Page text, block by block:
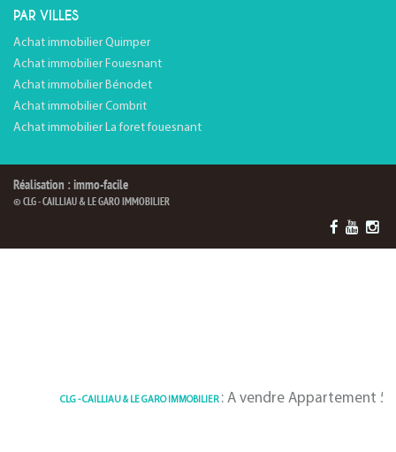
PAR VILLES
Achat immobilier Quimper
Achat immobilier Fouesnant
Achat immobilier Bénodet
Achat immobilier Combrit
Achat immobilier La foret fouesnant
Réalisation : immo-facile
© CLG - CAILLIAU & LE GARO IMMOBILIER
CLG - CAILLIAU & LE GARO IMMOBILIER : A vendre Appartement 52.14 m²